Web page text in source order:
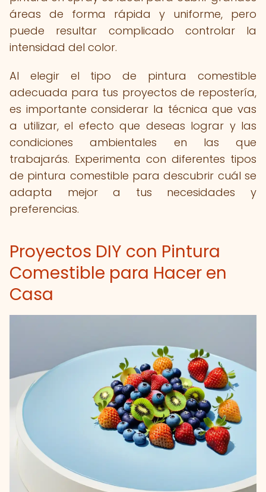
áreas de forma rápida y uniforme, pero
puede resultar complicado controlar la
intensidad del color.
Al elegir el tipo de pintura comestible
adecuada para tus proyectos de repostería,
es importante considerar la técnica que vas
a utilizar, el efecto que deseas lograr y las
condiciones ambientales en las que
trabajarás. Experimenta con diferentes tipos
de pintura comestible para descubrir cuál se
adapta mejor a tus necesidades y
preferencias.
Proyectos DIY con Pintura
Comestible para Hacer en
Casa